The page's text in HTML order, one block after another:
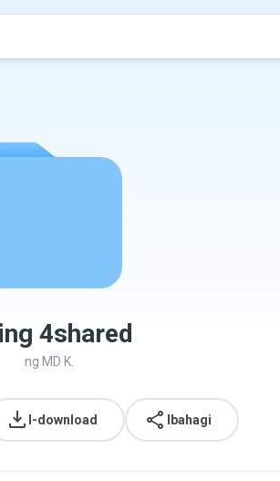
4shared
ng MD K.
I-download Ibahagi